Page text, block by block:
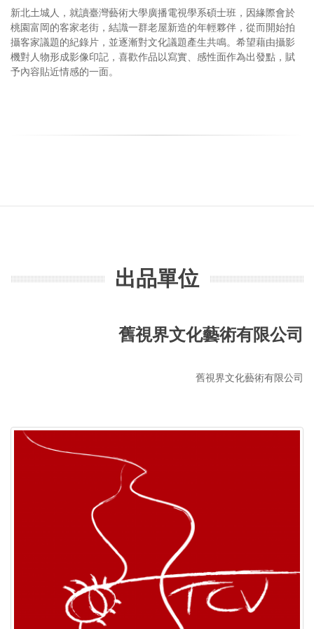
新北土城人，就讀臺灣藝術大學廣播電視學系碩士班，因緣際會於
桃園富岡的客家老街，結識一群老屋新造的年輕夥伴，從而開始拍
攝客家議題的紀錄片，並逐漸對文化議題產生共鳴。希望藉由攝影
機對人物形成影像印記，喜歡作品以寫實、感性面作為出發點，賦
予內容貼近情感的一面。
出品單位
舊視界文化藝術有限公司
舊視界文化藝術有限公司